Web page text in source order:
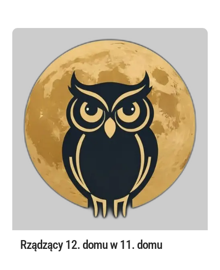
Rządzący 12. domu w 11. domu